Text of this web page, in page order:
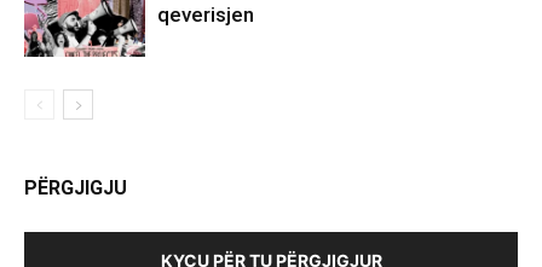
qeverisjen
PËRGJIGJU
KYÇU PËR TU PËRGJIGJUR